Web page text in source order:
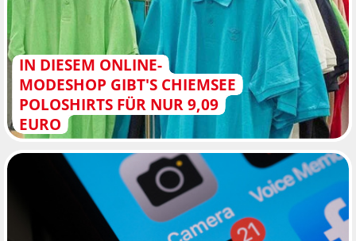
IN DIESEM ONLINE-
MODESHOP GIBT'S CHIEMSEE
POLOSHIRTS FÜR NUR 9,09
EURO